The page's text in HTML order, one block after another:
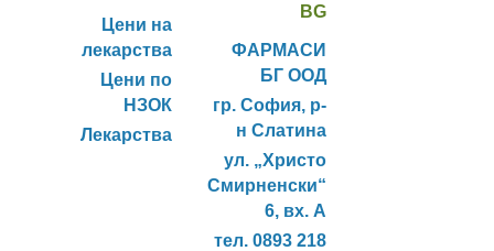
Цени на
лекарства
Цени по
НЗОК
Лекарства
BG
ФАРМАСИ
БГ ООД
гр. София, р-
н Слатина
ул. „Христо
Смирненски“
6, вх. А
тел. 0893 218